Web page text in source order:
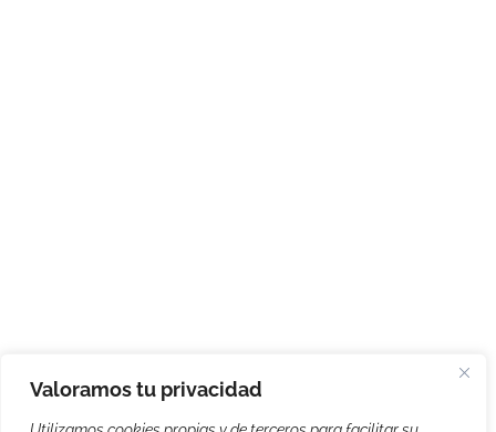
Valoramos tu privacidad